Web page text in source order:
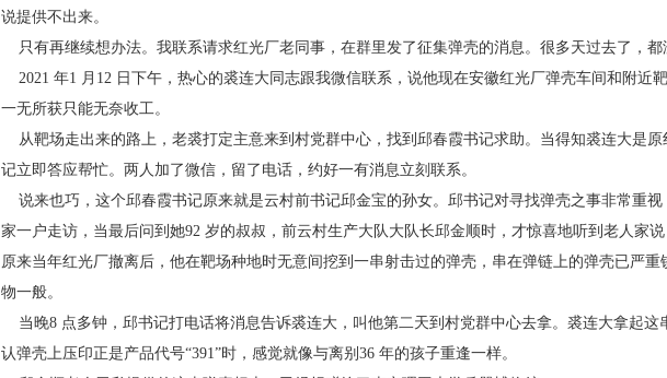
说提供不出来。
只有再继续想办法。我联系请求红光厂老同事， 在群里发了征集弹壳的消息。很多天过去了，都
2021 年1 月12 日下午，热心的裘连大同志跟我微信联系，说他现在安徽红光厂弹壳车间和附近
一无所获只能无奈收工。
从靶场走出来的路上，老裘打定主意来到村党群中心，找到邱春霞书记求助。当得知裘连大是原
记立即答应帮忙。两人加了微信，留了电话，约好一有消息立刻联系。
说来也巧，这个邱春霞书记原来就是云村前书记邱金宝的孙女。邱书记对寻找弹壳之事非常重视
家一户走访，当最后问到她92 岁的叔叔，前云村生产大队大队长邱金顺时，才惊喜地听到 老人家说
原来当年红光厂撤离后， 他在靶场种地时无意间挖到一串射击过的弹壳，串在弹链上的弹壳已严重
物一般。
当晚8 点多钟，邱书记打电话将消息告诉裘连大， 叫他第二天到村党群中心去拿。裘连大拿起这
认弹壳上压印正是产品代号“391”时， 感觉就像与离别36 年的孩子重逢一样。